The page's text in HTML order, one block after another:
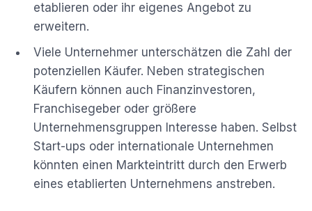
etablieren oder ihr eigenes Angebot zu
erweitern.
Viele Unternehmer unterschätzen die Zahl der
potenziellen Käufer. Neben strategischen
Käufern können auch Finanzinvestoren,
Franchisegeber oder größere
Unternehmensgruppen Interesse haben. Selbst
Start-ups oder internationale Unternehmen
könnten einen Markteintritt durch den Erwerb
eines etablierten Unternehmens anstreben.